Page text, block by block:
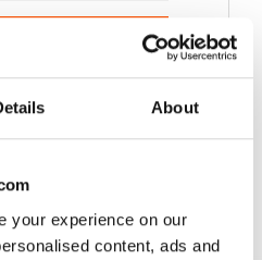
About
your experience on our
content, ads and
0